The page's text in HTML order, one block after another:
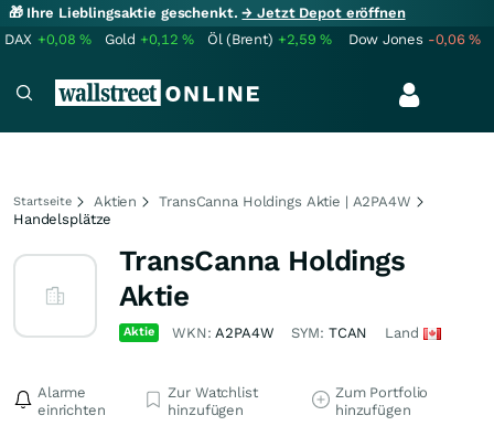
🎁 Ihre Lieblingsaktie geschenkt.→ Jetzt Depot eröffnen
DAX +0,08% Gold +0,12% Öl (Brent) +2,59% Dow Jones -0,06%
Startseite Aktien
TransCanna Holdings Aktie | A2PA4W
Handelsplätze
TransCanna Holdings
Aktie
Aktie WKN:A2PA4W SYM: TCAN Land
Alarme
einrichten
Zur Watchlist
hinzufügen
Zum Portfolio
hinzufügen